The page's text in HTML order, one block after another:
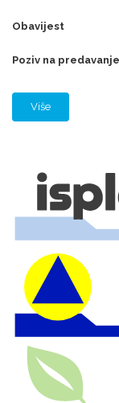
Obavijest
Poziv na
Više